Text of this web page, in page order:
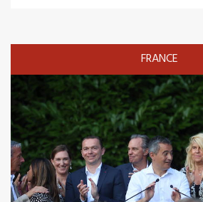
FRANCE